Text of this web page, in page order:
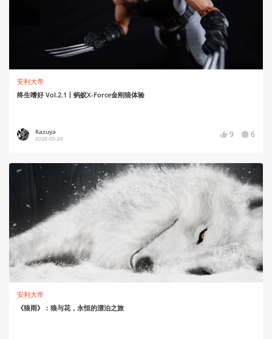
安利大帝
终生嗜好 Vol.2.1丨蚂蚁X-Force金刚狼体验
Kazuya
2020-05-20 9 6
安利大帝
《狼雨》：狼与花，永恒的漂泊之旅